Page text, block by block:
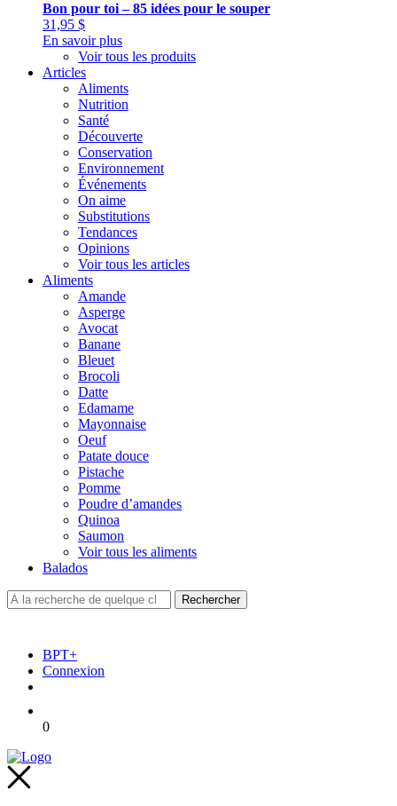
Bon pour toi – 85 idées pour le souper
31,95 $
En savoir plus
Voir tous les produits
Articles
Aliments
Nutrition
Santé
Découverte
Conservation
Environnement
Événements
On aime
Substitutions
Tendances
Opinions
Voir tous les articles
Aliments
Amande
Asperge
Avocat
Banane
Bleuet
Brocoli
Datte
Edamame
Mayonnaise
Oeuf
Patate douce
Pistache
Pomme
Poudre d’amandes
Quinoa
Saumon
Voir tous les aliments
Balados
BPT+
Connexion
0